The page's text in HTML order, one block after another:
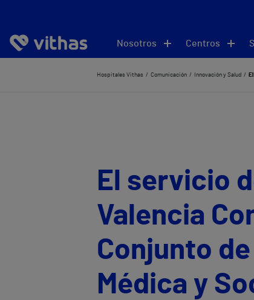
Nosotros Centros
Hospitales Vithas Comunicación Innovación y Salud
El servicio
Valencia
Conjunto
Médica y